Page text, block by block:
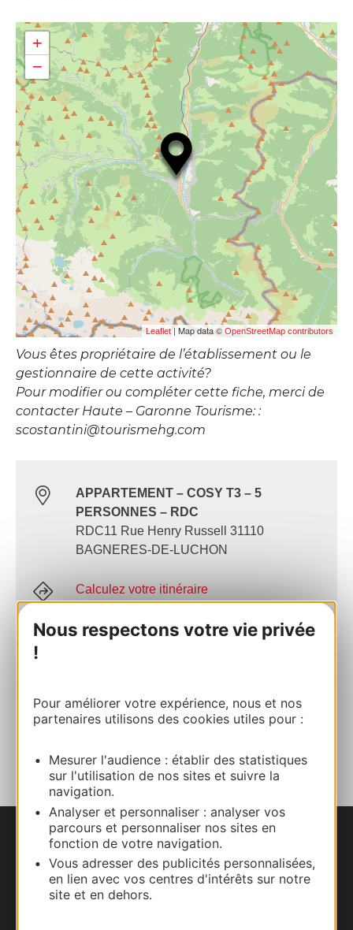
Nous respectons votre vie privée
!
Pour améliorer votre expérience, nous et nos
partenaires utilisons des cookies utiles pour :
Mesurer l'audience : établir des statistiques
sur l'utilisation de nos sites et suivre la
navigation.
Analyser et personnaliser : analyser vos
parcours et personnaliser nos sites en
fonction de votre navigation.
Vous adresser des publicités personnalisées,
en lien avec vos centres d'intérêts sur notre
site et en dehors.
+
−
Leaflet| Map data ©OpenStreetMap contributors
Vous êtes propriétaire de l’établissement ou le
gestionnaire de cette activité?
Pour modifier ou compléter cette fiche, merci de
contacter Haute – Garonne Tourisme: :
scostantini@tourismehg.com
APPARTEMENT – COSY T3 – 5
PERSONNES – RDC
RDC11 Rue Henry Russell 31110
BAGNERES-DE-LUCHON
Calculez votre itinéraire
06 63 23 27 83
Nous contacter
Carte interactive